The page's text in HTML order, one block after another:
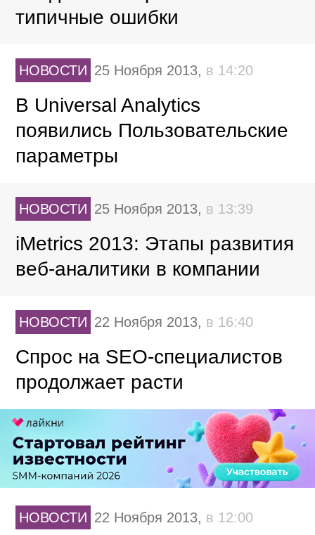
типичные ошибки
НОВОСТИ 25 Ноября 2013, в 14:20
В Universal Analytics
появились Пользовательские
параметры
НОВОСТИ 25 Ноября 2013, в 13:39
iMetrics 2013: Этапы развития
веб-аналитики в компании
НОВОСТИ 22 Ноября 2013, в 16:40
Спрос на SEO-специалистов
продолжает расти
НОВОСТИ 22 Ноября 2013, в 12:00